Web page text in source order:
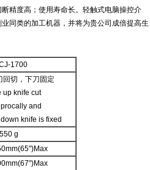
精度高；使用寿命长。轻触式电脑操控介
同类的加工机器，并将为贵公司成倍提高生
1700
回切，下刀固定
up knife cut
and
knife is fixed
g